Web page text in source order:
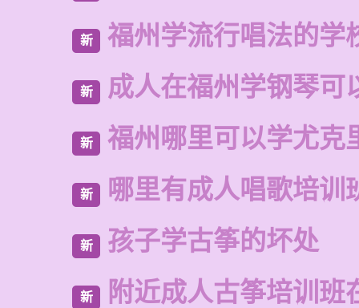
新 福州学流行唱法的学
新 成人在福州学钢琴可
新 福州哪里可以学尤克
新 哪里有成人唱歌培训
新 孩子学古筝的坏处
新 附近成人古筝培训班